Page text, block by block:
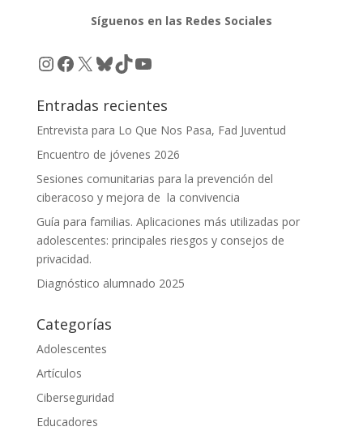
Síguenos en las Redes Sociales
Instagram
Facebook
X Bluesky
TikTok
YouTube
Entradas recientes
Entrevista para Lo Que Nos Pasa, Fad Juventud
Encuentro de jóvenes 2026
Sesiones comunitarias para la prevención del
ciberacoso y mejora de la convivencia
Guía para familias. Aplicaciones más utilizadas por
adolescentes: principales riesgos y consejos de
privacidad.
Diagnóstico alumnado 2025
Categorías
Adolescentes
Artículos
Ciberseguridad
Educadores